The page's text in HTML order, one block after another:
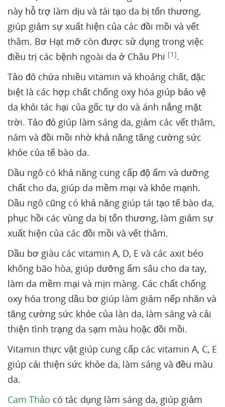
này hỗ trợ làm dịu và tái tạo da bị tổn thương,
giúp giảm sự xuất hiện của các đồi mồi và vết
thâm. Bơ Hạt mỡ còn được sử dụng trong việc
điều trị các bệnh ngoài da ở Châu Phi [1].
Tảo đỏ chứa nhiều vitamin và khoáng chất, đặc
biệt là các hợp chất chống oxy hóa giúp bảo vệ
da khỏi tác hại của gốc tự do và ánh nắng mặt
trời. Tảo đỏ giúp làm sáng da, giảm các vết thâm,
nám và đồi mồi nhờ khả năng tăng cường sức
khỏe của tế bào da.
Dầu ngô có khả năng cung cấp độ ẩm và dưỡng
chất cho da, giúp da mềm mại và khỏe mạnh.
Dầu ngô cũng có khả năng giúp tái tạo tế bào da,
phục hồi các vùng da bị tổn thương, làm giảm sự
xuất hiện của các đồi mồi và vết thâm.
Dầu bơ giàu các vitamin A, D, E và các axit béo
không bão hòa, giúp dưỡng ẩm sâu cho da tay,
làm da mềm mại và mịn màng. Các chất chống
oxy hóa trong dầu bơ giúp làm giảm nếp nhăn và
tăng cường sức khỏe của làn da, làm sáng và cải
thiện tình trạng da sạm màu hoặc đồi mồi.
Vitamin thực vật giúp cung cấp các vitamin A, C, E
giúp cải thiện sức khỏe da, làm sáng và đều màu
da.
Cam Thảo có tác dụng làm sáng da, giúp giảm